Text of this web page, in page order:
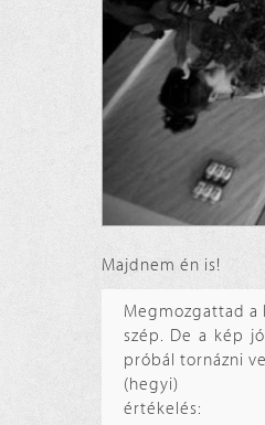
Majdnem én is!
Megmozgattad a
szép. De a kép
próbál tornázni
(hegyi)
értékelés: